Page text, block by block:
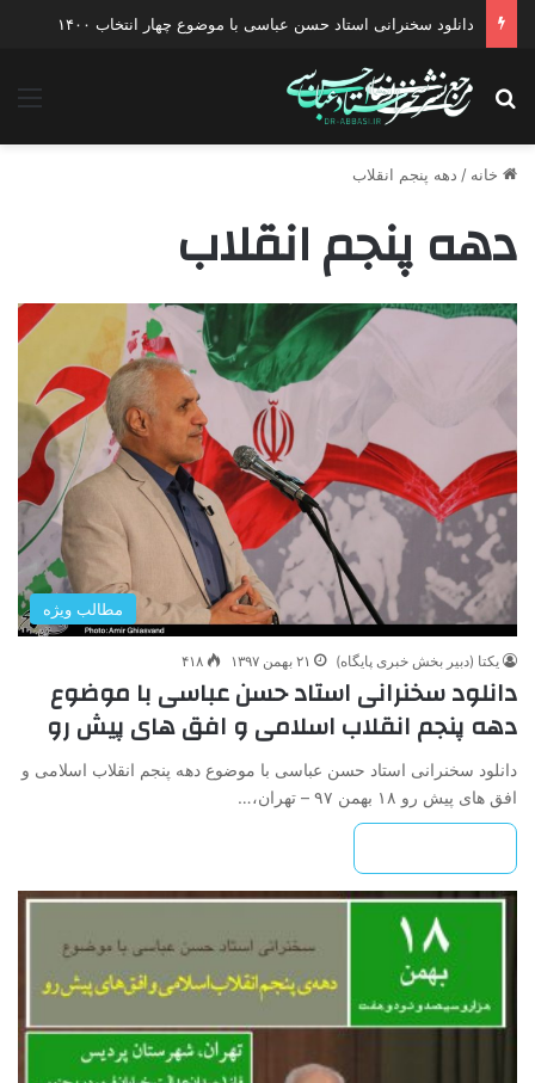
دانلود سخنرانی استاد حسن عباسی با موضوع چهار انتخاب ۱۴۰۰
جستجو برای
خانه / دهه پنجم انقلاب
دهه پنجم انقلاب
مطالب ویژه
یکتا (دبیر بخش خبری پایگاه) ۲۱ بهمن ۱۳۹۷ ۴۱۸
دانلود سخنرانی استاد حسن عباسی با موضوع
دهه پنجم انقلاب اسلامی و افق های پیش رو
دانلود سخنرانی استاد حسن عباسی با موضوع دهه پنجم انقلاب اسلامی و
افق های پیش رو ۱۸ بهمن ۹۷ – تهران،…